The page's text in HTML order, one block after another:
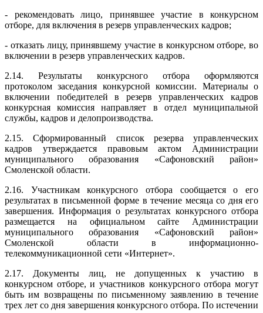
- рекомендовать лицо, принявшее участие в конкурсном
отборе, для включения в резерв управленческих кадров;
- отказать лицу, принявшему участие в конкурсном отборе, во
включении в резерв управленческих кадров.
2.14. Результаты конкурсного отбора оформляются
протоколом заседания конкурсной комиссии. Материалы о
включении победителей в резерв управленческих кадров
конкурсная комиссия направляет в отдел муниципальной
службы, кадров и делопроизводства.
2.15. Сформированный список резерва управленческих
кадров утверждается правовым актом Администрации
муниципального образования «Сафоновский район»
Смоленской области.
2.16. Участникам конкурсного отбора сообщается о его
результатах в письменной форме в течение месяца со дня его
завершения. Информация о результатах конкурсного отбора
размещается на официальном сайте Администрации
муниципального образования «Сафоновский район»
Смоленской области в информационно-
телекоммуникационной сети «Интернет».
2.17. Документы лиц, не допущенных к участию в
конкурсном отборе, и участников конкурсного отбора могут
быть им возвращены по письменному заявлению в течение
трех лет со дня завершения конкурсного отбора. По истечении